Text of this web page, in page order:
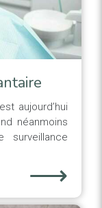
aujourd’hui
néanmoins
surveillance
⟶